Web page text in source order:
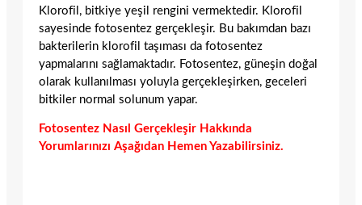
Klorofil, bitkiye yeşil rengini vermektedir. Klorofil
sayesinde fotosentez gerçekleşir. Bu bakımdan bazı
bakterilerin klorofil taşıması da fotosentez
yapmalarını sağlamaktadır. Fotosentez, güneşin doğal
olarak kullanılması yoluyla gerçekleşirken, geceleri
bitkiler normal solunum yapar.
Fotosentez Nasıl Gerçekleşir Hakkında
Yorumlarınızı Aşağıdan Hemen Yazabilirsiniz.